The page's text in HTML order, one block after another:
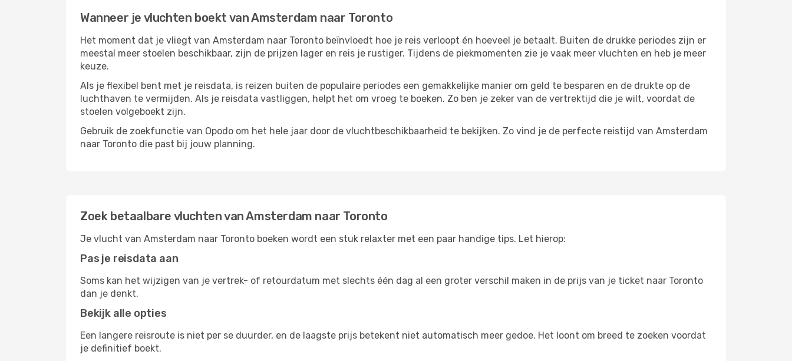
Wanneer je vluchten boekt van Amsterdam naar Toronto
Het moment dat je vliegt van Amsterdam naar Toronto beïnvloedt hoe je reis verloopt én hoeveel je betaalt. Buiten de drukke periodes zijn er
meestal meer stoelen beschikbaar, zijn de prijzen lager en reis je rustiger. Tijdens de piekmomenten zie je vaak meer vluchten en heb je meer
keuze.
Als je flexibel bent met je reisdata, is reizen buiten de populaire periodes een gemakkelijke manier om geld te besparen en de drukte op de
luchthaven te vermijden. Als je reisdata vastliggen, helpt het om vroeg te boeken. Zo ben je zeker van de vertrektijd die je wilt, voordat de
stoelen volgeboekt zijn.
Gebruik de zoekfunctie van Opodo om het hele jaar door de vluchtbeschikbaarheid te bekijken. Zo vind je de perfecte reistijd van Amsterdam
naar Toronto die past bij jouw planning.
Zoek betaalbare vluchten van Amsterdam naar Toronto
Je vlucht van Amsterdam naar Toronto boeken wordt een stuk relaxter met een paar handige tips. Let hierop:
Pas je reisdata aan
Soms kan het wijzigen van je vertrek- of retourdatum met slechts één dag al een groter verschil maken in de prijs van je ticket naar Toronto
dan je denkt.
Bekijk alle opties
Een langere reisroute is niet per se duurder, en de laagste prijs betekent niet automatisch meer gedoe. Het loont om breed te zoeken voordat
je definitief boekt.